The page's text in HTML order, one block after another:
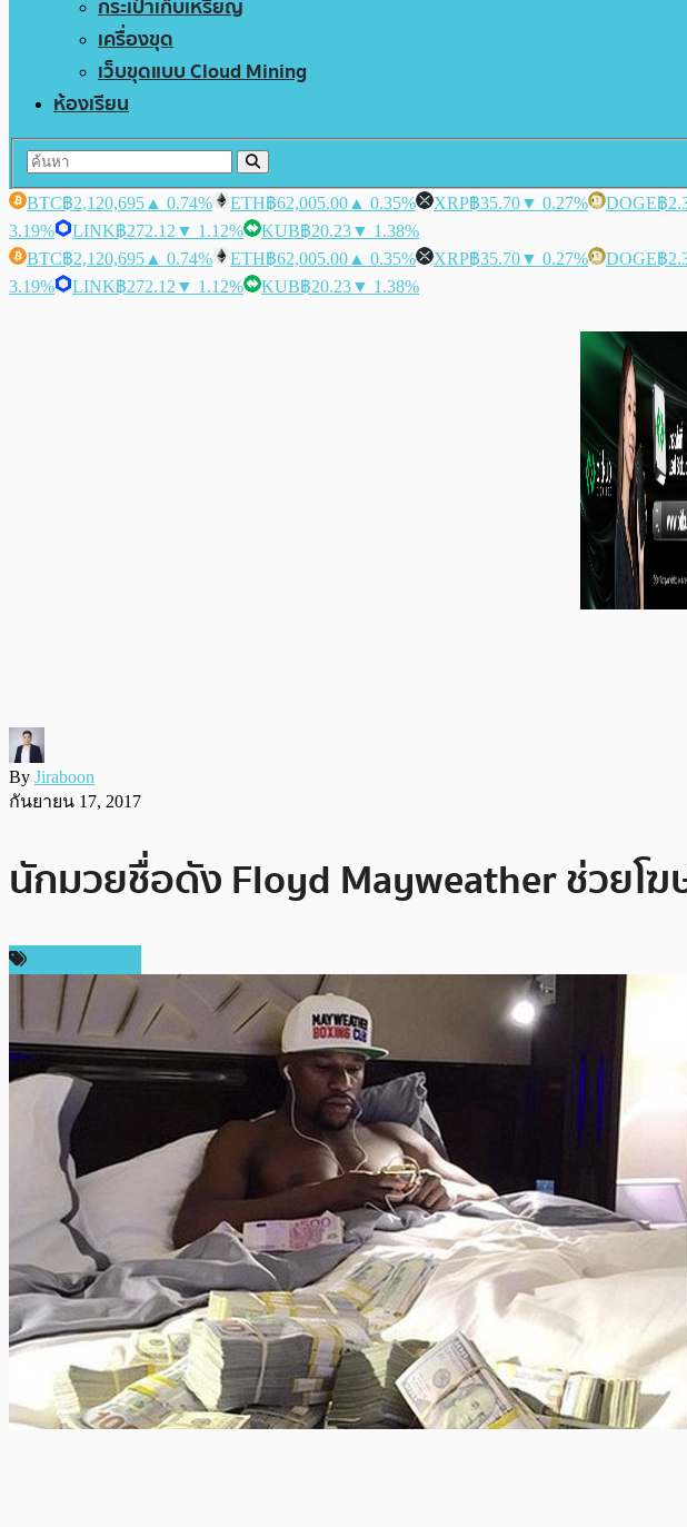
กระเป๋าเก็บเหรียญ
เครื่องขุด
เว็บขุดแบบ Cloud Mining
ห้องเรียน
BTC฿2,120,695 ▲ 0.74% ETH฿62,005.00 ▲ 0.35% XRP฿35.70▼ 0.27% DOGE฿
3.19%
LINK฿272.12 ▼ 1.12% KUB฿20.23▼ 1.38%
BTC฿2,120,695 ▲ 0.74% ETH฿62,005.00 ▲ 0.35% XRP฿35.70▼ 0.27% DOGE฿
3.19%
LINK฿272.12 ▼ 1.12% KUB฿20.23▼ 1.38%
By Jiraboon
กันยายน 17, 2017
นักมวยชื่อดัง Floyd Mayweather ช่วยโ